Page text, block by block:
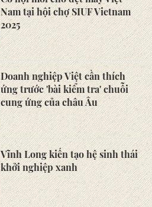
Nam tại hội chợ SIUF Vietnam
2025
Doanh nghiệp Việt cần thích
ứng trước 'bài kiểm tra' chuỗi
cung ứng của châu Âu
Vĩnh Long kiến tạo hệ sinh thái
khởi nghiệp xanh